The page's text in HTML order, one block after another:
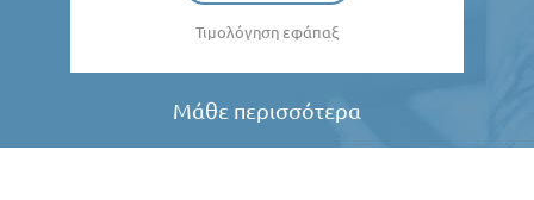
Τιμολόγηση εφάπαξ
Μάθε περισσότερα